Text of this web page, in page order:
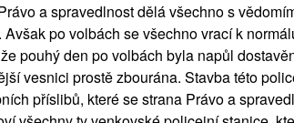
a spravedlnost dělá všechno s
Avšak po volbách se všechno vrací k
pouhý den po volbách byla napůl
vesnici prostě zbourána. Stavba této
příslibů, které se strana Právo a